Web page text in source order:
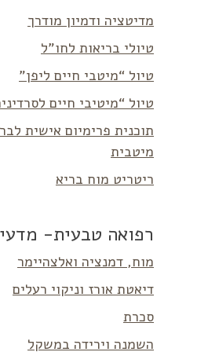
מדיטציה ודמיון מודרך
טיולי בריאות לחו”ל
טיול “מיטבי חיים ליפן”
טיול “מיטיבי חיים
תוכנית פרימיום אישית
מיטבית
ריטריט מוח בריא
רפואה טבעית-
מוח, דמנציה ואלצהיימר
דיאטת אורז וניקוי רעלים
סכרת
השמנה וירידה במשקל